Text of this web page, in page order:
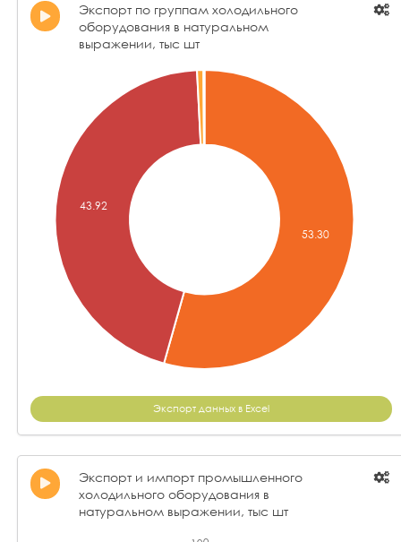
Экспорт по группам холодильного
оборудования в натуральном
выражении, тыс шт
Экспорт данных в Excel
Экспорт и импорт промышленного
холодильного оборудования в
натуральном выражении, тыс шт